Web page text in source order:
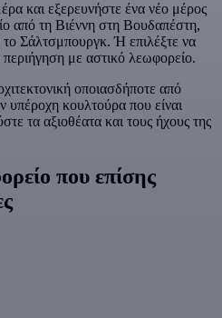
και εξερευνήστε ένα νέο μέρος
από τη Βιέννη στη Βουδαπέστη,
Σάλτσμπουργκ. Ή επιλέξτε να
περιήγηση με αστικό λεωφορείο.
οποιασδήποτε από
υπέροχη κουλτούρα που είναι
τα αξιοθέατα και τους ήχους της
που επίσης